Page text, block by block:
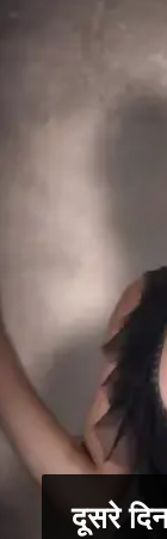
दूसरे